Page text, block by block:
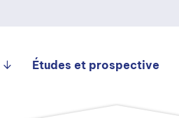
Études et prospective